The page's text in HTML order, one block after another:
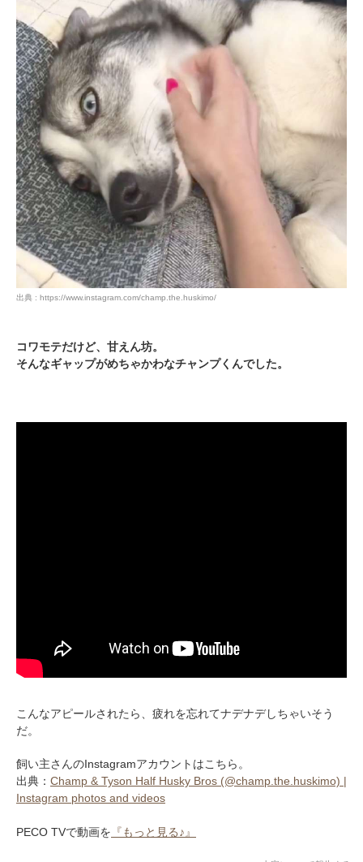
出典 : https://www.instagram.com/champ.the.huskimo/
コワモテだけど、甘えん坊。
そんなギャップがめちゃかわなチャンプくんでした。
こんなアピールされたら、疲れを忘れてナデナデしちゃいそう
だ。
飼い主さんのInstagramアカウントはこちら。
出典： Champ & Tyson Half Husky Bros (@champ.the.huskimo) |
Instagram photos and videos
PECO TVで動画を 『もっと見る♪』
いぬ部をフォロー
ねこ部をフォロー
アプリをダウンロードする